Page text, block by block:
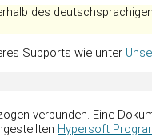
des
Supports wie unter
verbunden. Eine
Hypersoft